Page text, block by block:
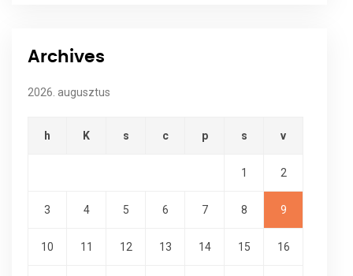
Archives
2026. augusztus
h K s c p s v
1 2
3 4 5 6 7 8 9
10 11 12 13 14 15 16